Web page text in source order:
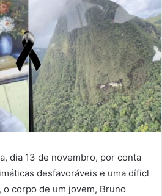
dia 13 de novembro, por conta
desfavoráveis e uma díficl
corpo de um jovem, Bruno